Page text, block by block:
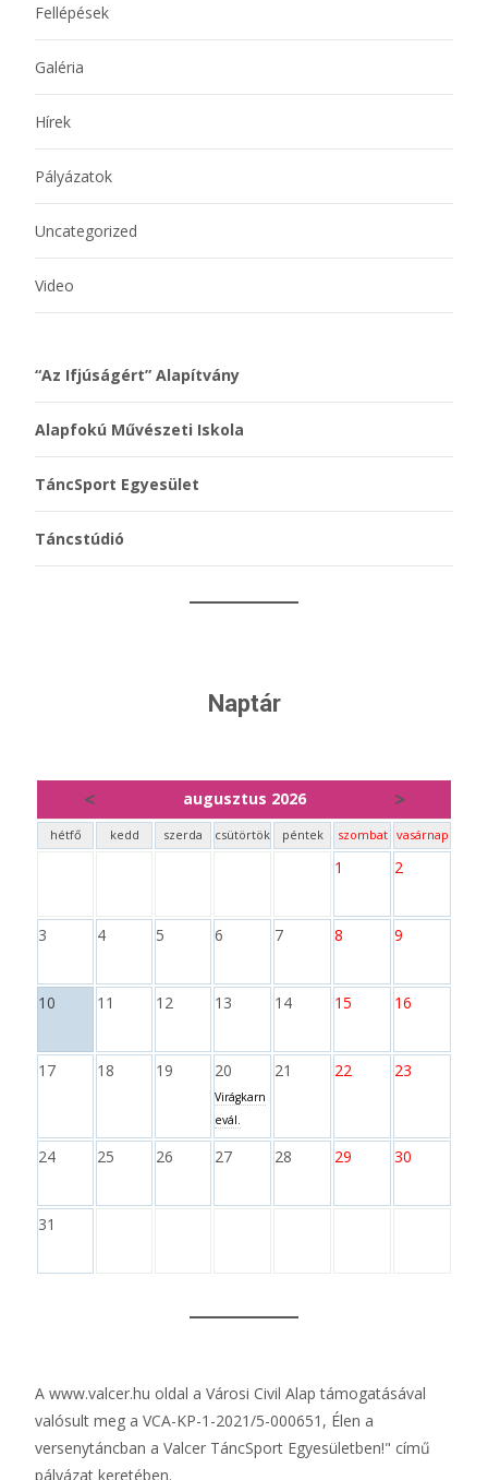
Fellépések
Galéria
Hírek
Pályázatok
Uncategorized
Video
“Az Ifjúságért” Alapítvány
Alapfokú Művészeti Iskola
TáncSport Egyesület
Táncstúdió
Naptár
< augusztus 2026 >
hétfő kedd szerda csütörtök péntek szombat vasárnap
1 2
3 4 5 6 7 8 9
10 11 12 13 14 15 16
17 18 19 20
Virágkarn
evál.
21 22 23
24 25 26 27 28 29 30
31
A www.valcer.hu oldal a Városi Civil Alap támogatásával
valósult meg a VCA-KP-1-2021/5-000651, Élen a
versenytáncban a Valcer TáncSport Egyesületben!" című
pályázat keretében.